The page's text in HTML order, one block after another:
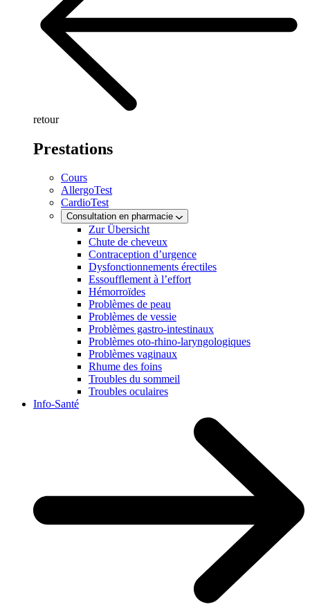
retour
Prestations
Cours
AllergoTest
CardioTest
Consultation en pharmacie
Zur Übersicht
Chute de cheveux
Contraception d’urgence
Dysfonctionnements érectiles
Essoufflement à l’effort
Hémorroïdes
Problèmes de peau
Problèmes de vessie
Problèmes gastro-intestinaux
Problèmes oto-rhino-laryngologiques
Problèmes vaginaux
Rhume des foins
Troubles du sommeil
Troubles oculaires
Info-Santé